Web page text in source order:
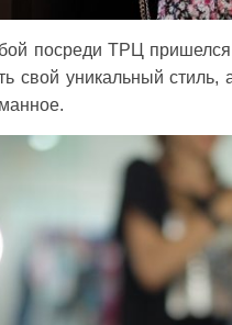
посреди ТРЦ
свой уникальный